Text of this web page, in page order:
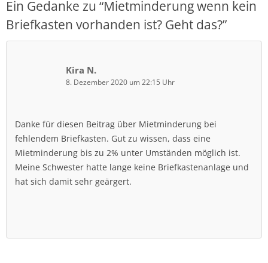
Ein Gedanke zu “Mietminderung wenn kein
Briefkasten vorhanden ist? Geht das?”
Kira N.
8. Dezember 2020 um 22:15 Uhr
Danke für diesen Beitrag über Mietminderung bei
fehlendem Briefkasten. Gut zu wissen, dass eine
Mietminderung bis zu 2% unter Umständen möglich ist.
Meine Schwester hatte lange keine Briefkastenanlage und
hat sich damit sehr geärgert.